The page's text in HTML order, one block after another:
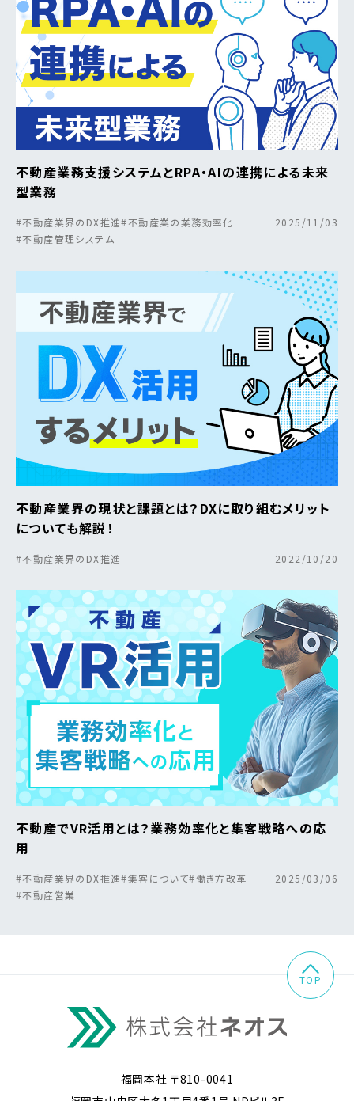
不動産業務支援システムとRPA・AIの連携による未来
型業務
#不動産業界のDX推進#不動産業の業務効率化
#不動産管理システム
2025/11/03
不動産業界の現状と課題とは？DXに取り組むメリット
についても解説！
#不動産業界のDX推進 2022/10/20
不動産でVR活用とは？業務効率化と集客戦略への応
用
#不動産業界のDX推進#集客について#働き方改革
#不動産営業
2025/03/06
福岡本社 〒810-0041
TOP